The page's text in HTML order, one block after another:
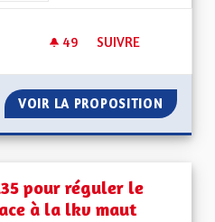
49 49 ABONNÉS
SUIVRE
VOIR LA PROPOSITION
pour réguler le
à la lkv maut